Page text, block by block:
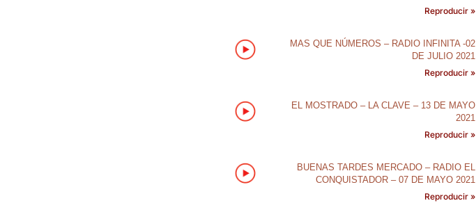
Reproducir »
MAS QUE NÚMEROS – RADIO INFINITA -02
DE JULIO 2021
Reproducir »
EL MOSTRADO – LA CLAVE – 13 DE MAYO
2021
Reproducir »
BUENAS TARDES MERCADO – RADIO EL
CONQUISTADOR – 07 DE MAYO 2021
Reproducir »